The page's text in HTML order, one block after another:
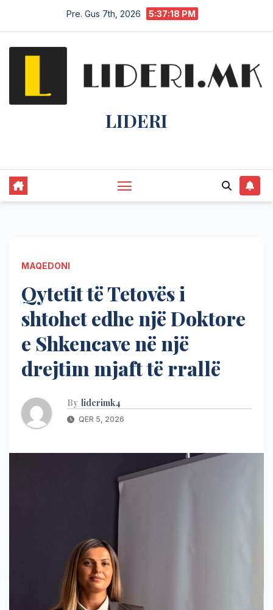
Pre. Gus 7th, 2026 5:37:19 PM
LIDERI
MAQEDONI
Qytetit të Tetovës i
shtohet edhe një Doktore
e Shkencave në një
drejtim mjaft të rrallë
By liderimk4
QER 5, 2026